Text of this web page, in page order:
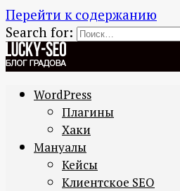
Перейти к содержанию
Search for:
WordPress
Плагины
Хаки
Мануалы
Кейсы
Клиентское SEO